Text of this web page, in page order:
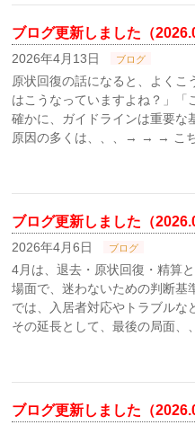
ブログ更新しました（
2026年4月13日 ブログ
原状回復の話になると、よく
はこうなっていますよね？」「
確かに、ガイドラインは重要な
原因の多くは、、、→ → → こ
ブログ更新しました（
2026年4月6日 ブログ
4月は、退去・原状回復・精算
場面で、迷わないための判断基
では、入居者対応やトラブルな
その延長として、最後の局面
ブログ更新しました（